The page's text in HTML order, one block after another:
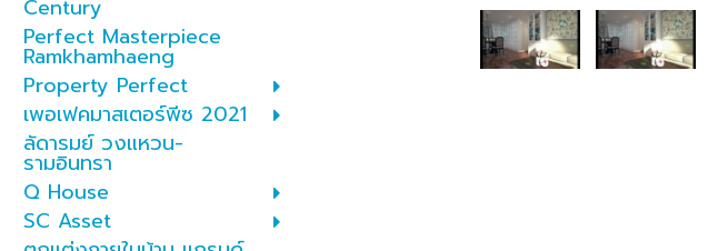
Century
Perfect Masterpiece
Ramkhamhaeng
Property Perfect
เพอเฟคมาสเตอร์พีซ 2021
ลัดารมย์ วงแหวน-
รามอินทรา
Q House
SC Asset